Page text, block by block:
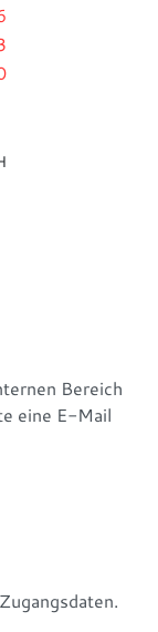
Bereich
eine E-Mail